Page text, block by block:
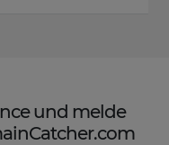
und melde